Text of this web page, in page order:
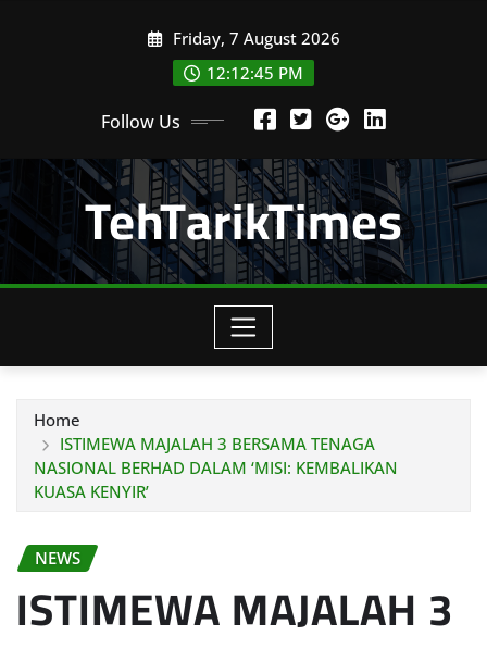
Friday, 7 August 2026
12:12:47 PM
Follow Us
TehTarikTimes
Home
ISTIMEWA MAJALAH 3 BERSAMA TENAGA
NASIONAL BERHAD DALAM ‘MISI: KEMBALIKAN
KUASA KENYIR’
NEWS
ISTIMEWA MAJALAH 3